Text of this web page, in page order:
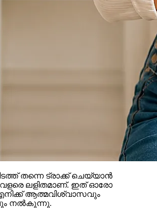
തന്നെ ട്രാക്ക് ചെയ്യാൻ
ലളിതമാണ്. ഇത് ഓരോ
ആത്മവിശ്വാസവും
നൽകുന്നു.